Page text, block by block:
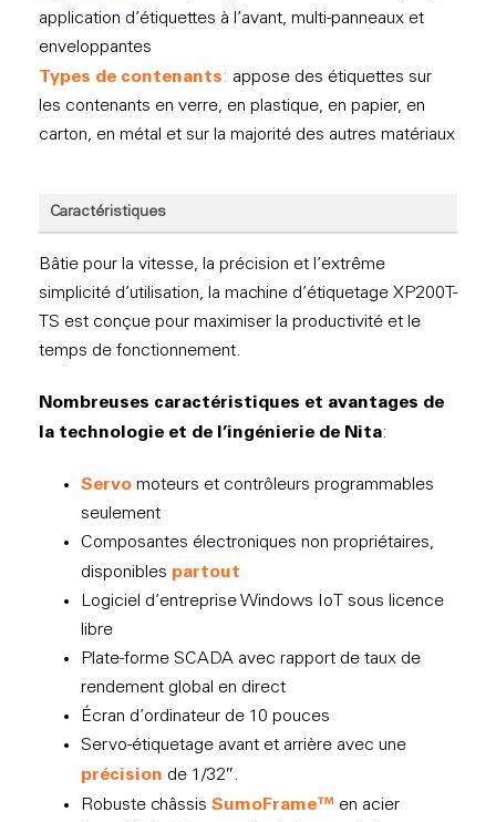
application d’étiquettes à l’avant, multi-panneaux et
enveloppantes
Types de contenants : appose des étiquettes sur
les contenants en verre, en plastique, en papier, en
carton, en métal et sur la majorité des autres matériaux
Caractéristiques
Bâtie pour la vitesse, la précision et l’extrême
simplicité d’utilisation, la machine d’étiquetage XP200T-
TS est conçue pour maximiser la productivité et le
temps de fonctionnement.
Nombreuses caractéristiques et avantages de
la technologie et de l’ingénierie de Nita:
Servo moteurs et contrôleurs programmables
seulement
Composantes électroniques non propriétaires,
disponibles partout
Logiciel d’entreprise Windows IoT sous licence
libre
Plate-forme SCADA avec rapport de taux de
rendement global en direct
Écran d’ordinateur de 10 pouces
Servo-étiquetage avant et arrière avec une
précision de 1/32″.
Robuste châssis SumoFrame™ en acier